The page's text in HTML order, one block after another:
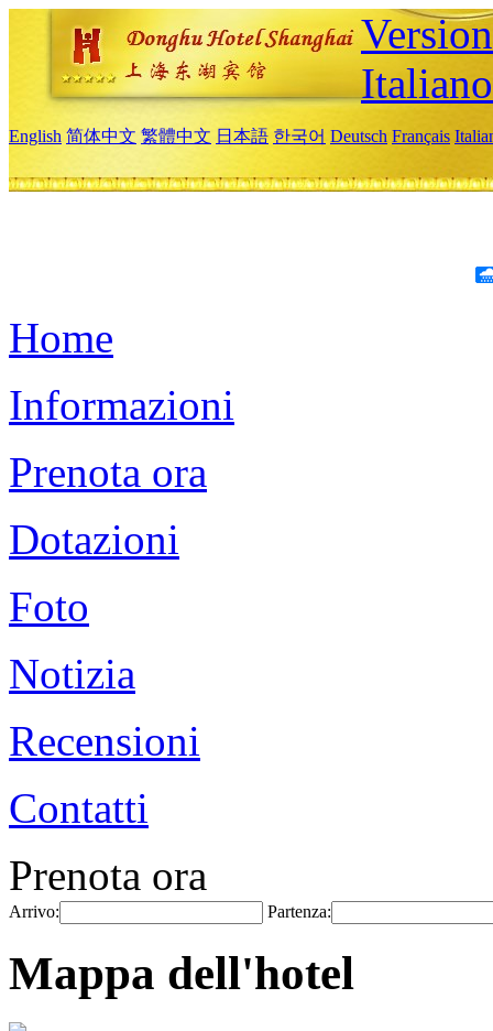
Italiano
English 简体中文 繁體中文 日本語 한국어 Deutsch Français
Home
Informazioni
Prenota ora
Dotazioni
Foto
Notizia
Recensioni
Contatti
Prenota ora
Arrivo: Partenza:
Mappa dell'hotel